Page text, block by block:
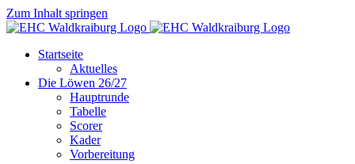
Zum Inhalt springen
Startseite
Aktuelles
Die Löwen 26/27
Hauptrunde
Tabelle
Scorer
Kader
Vorbereitung